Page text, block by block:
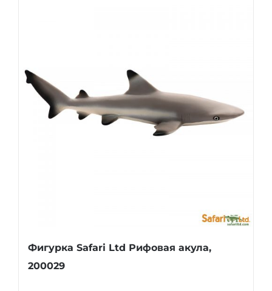
Фигурка Safari Ltd Рифовая акула,
200029